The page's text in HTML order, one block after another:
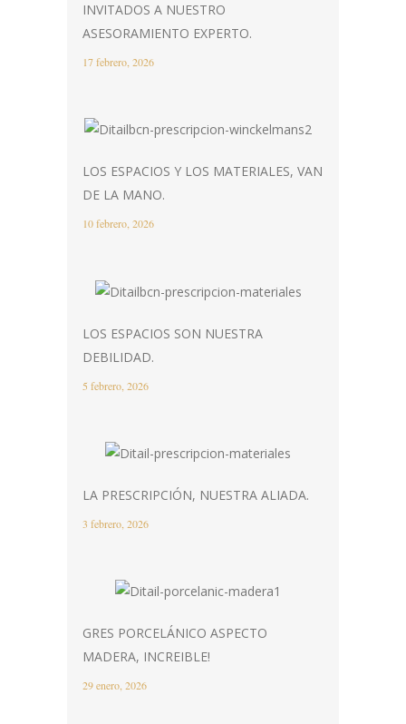
INVITADOS A NUESTRO
ASESORAMIENTO EXPERTO.
17 febrero, 2026
LOS ESPACIOS Y LOS MATERIALES, VAN
DE LA MANO.
10 febrero, 2026
LOS ESPACIOS SON NUESTRA
DEBILIDAD.
5 febrero, 2026
LA PRESCRIPCIÓN, NUESTRA ALIADA.
3 febrero, 2026
GRES PORCELÁNICO ASPECTO
MADERA, INCREIBLE!
29 enero, 2026